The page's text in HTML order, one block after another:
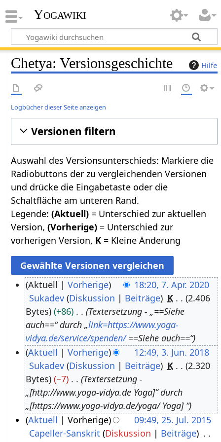
Yogawiki
Hilfe
Chetya: Versionsgeschichte
Logbücher dieser Seite anzeigen
Versionen filtern
Auswahl des Versionsunterschieds: Markiere die
Radiobuttons der zu vergleichenden Versionen
und drücke die Eingabetaste oder die
Schaltfläche am unteren Rand.
Legende:(Aktuell) = Unterschied zur aktuellen
Version,(Vorherige) = Unterschied zur
vorherigen Version, K = Kleine Änderung
2
Aktuell Vorherige
18:20, 7. Apr. 2020
Sukadev Diskussion Beiträge K
2.406
Bytes
+86
Textersetzung - „==Siehe
auch==“ durch „link=https://www.yoga-
vidya.de/service/spenden/==Siehe auch==“
n
Aktuell Vorherige
12:49, 3. Jun. 2018
Sukadev Diskussion Beiträge K
2.320
Bytes
−7
Textersetzung -
„[http://www.yoga-vidya.de Yoga]“ durch
„[https://www.yoga-vidya.de/yoga/ Yoga] “
Aktuell Vorherige
09:49, 25. Jul. 2015
Capeller-Sanskrit Diskussion
Beiträge